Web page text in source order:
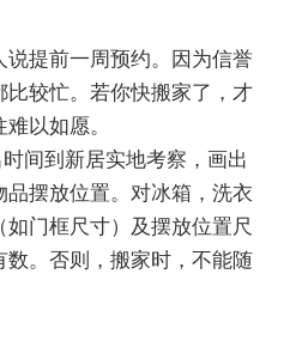
说提前一周预约。因为信誉
较忙。若你快搬家了，才
以如愿。
间到新居实地考察，画出
摆放位置。对冰箱，洗衣
门框尺寸）及摆放位置尺
。否则，搬家时，不能随